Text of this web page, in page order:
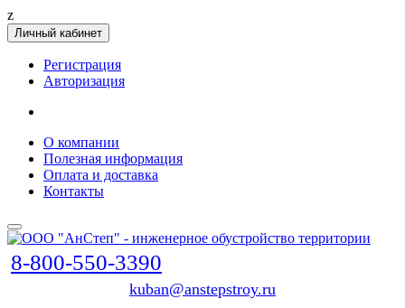
z
Личный кабинет
Регистрация
Авторизация
О компании
Полезная информация
Оплата и доставка
Контакты
8-800-550-3390
kuban@anstepstroy.ru